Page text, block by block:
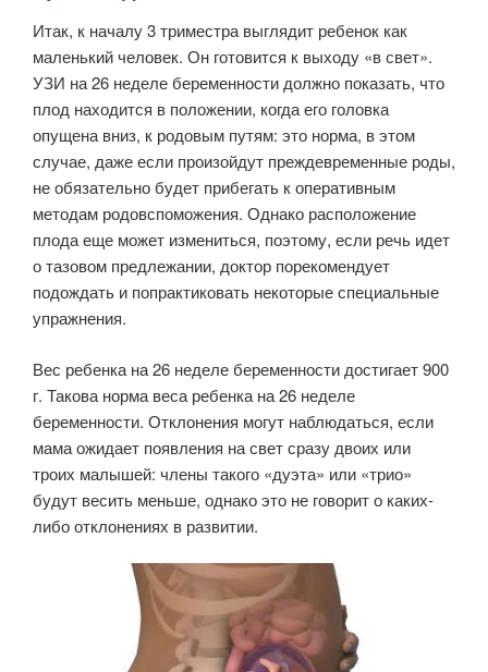
Итак, к началу 3 триместра выглядит ребенок как
маленький человек. Он готовится к выходу «в свет».
УЗИ на 26 неделе беременности должно показать, что
плод находится в положении, когда его головка
опущена вниз, к родовым путям: это норма, в этом
случае, даже если произойдут преждевременные роды,
не обязательно будет прибегать к оперативным
методам родовспоможения. Однако расположение
плода еще может измениться, поэтому, если речь идет
о тазовом предлежании, доктор порекомендует
подождать и попрактиковать некоторые специальные
упражнения.
Вес ребенка на 26 неделе беременности достигает 900
г. Такова норма веса ребенка на 26 неделе
беременности. Отклонения могут наблюдаться, если
мама ожидает появления на свет сразу двоих или
троих малышей: члены такого «дуэта» или «трио»
будут весить меньше, однако это не говорит о каких-
либо отклонениях в развитии.